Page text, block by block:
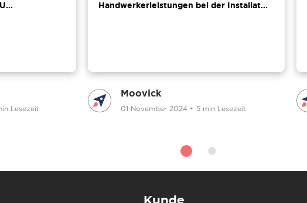
Lesezeit
Handwerkerleistungen bei der Installat...
Moovick
01 November 2024 • 5 min Lesezeit
Kunde